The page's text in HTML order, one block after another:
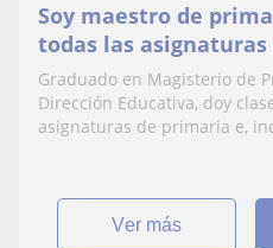
Soy maestro de
todas las
Concretamente, he
española
Graduado en Magisterio de
Dirección Educativa, doy
asignaturas de primaria e,
ver más